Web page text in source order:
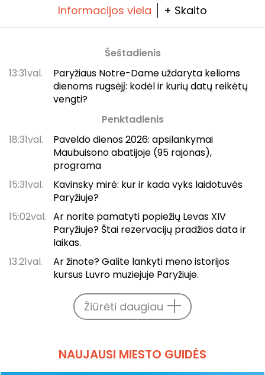
Informacijos viela + Skaito
Šeštadienis
13:31val.
Paryžiaus Notre-Dame uždaryta kelioms
dienoms rugsėjį: kodėl ir kurių datų reikėtų
vengti?
Penktadienis
18:31val.
Paveldo dienos 2026: apsilankymai
Maubuisono abatijoje (95 rajonas),
programa
15:31val.
Kavinsky mirė: kur ir kada vyks laidotuvės
Paryžiuje?
15:02val. Ar norite pamatyti popiežių Levas XIV
Paryžiuje? Štai rezervacijų pradžios data ir
laikas.
13:21val.
Ar žinote? Galite lankyti meno istorijos
kursus Luvro muziejuje Paryžiuje.
Žiūrėti daugiau
NAUJAUSI MIESTO GUIDĖS